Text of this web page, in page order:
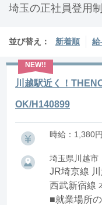
埼玉の正社員登用
並び替え： 新着順 給
川越駅近く！
OK/H140899
時給：1,380
埼玉県川越市
JR埼京線
西武新宿線
■就業場所